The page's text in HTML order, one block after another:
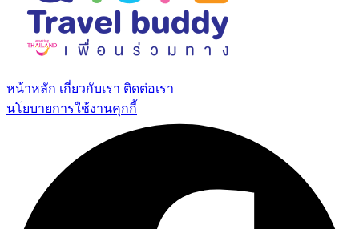
หน้าหลัก เกี่ยวกับเรา ติดต่อเรา
นโยบายการใช้งานคุกกี้